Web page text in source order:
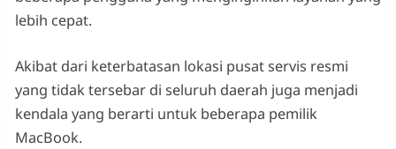
lebih cepat.
Akibat dari keterbatasan lokasi pusat servis resmi
yang tidak tersebar di seluruh daerah juga menjadi
kendala yang berarti untuk beberapa pemilik
MacBook.